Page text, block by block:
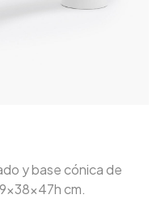
y base cónica de
cm.